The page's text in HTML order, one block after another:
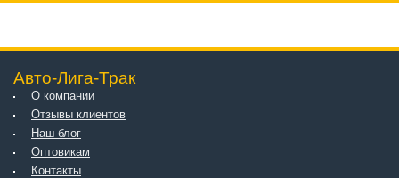
Авто-Лига-Трак
О компании
Отзывы клиентов
Наш блог
Оптовикам
Контакты